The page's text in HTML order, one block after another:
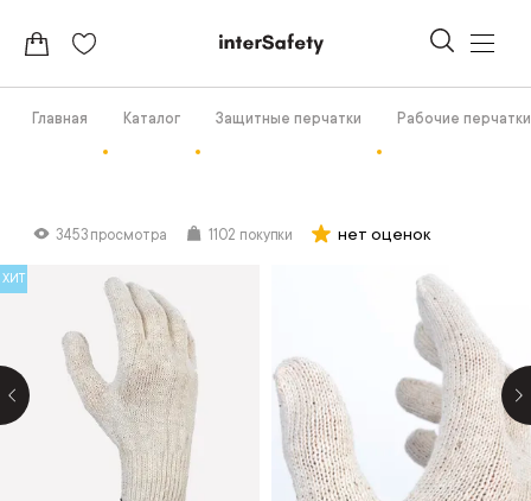
Главная Каталог Защитные перчатки Рабочие перчатки
3453 просмотра 1102 покупки нет оценок
ХИТ